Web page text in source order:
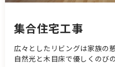
集合住宅工事
広々としたリビングは家族の
自然光と木目床で優しくのび